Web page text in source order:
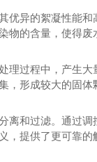
优异的絮凝性能
的含量，使得废
理过程中，产生
形成较大的固体
离和过滤。通过
，提供了更可靠的